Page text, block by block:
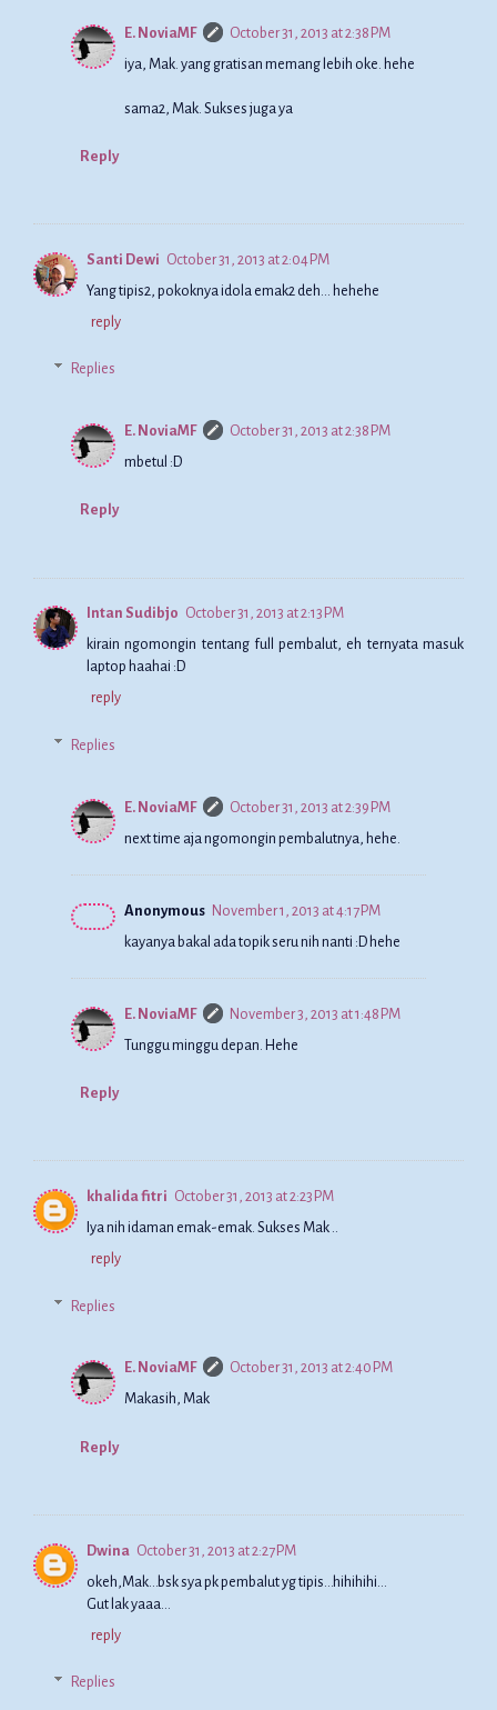
E. NoviaMF
October 31, 2013 at 2:38 PM
iya, Mak. yang gratisan memang lebih oke. hehe
sama2, Mak. Sukses juga ya
Reply
Santi Dewi October 31, 2013 at 2:04 PM
Yang tipis2, pokoknya idola emak2 deh... hehehe
reply
Replies
E. NoviaMF
October 31, 2013 at 2:38 PM
mbetul :D
Reply
Intan Sudibjo October 31, 2013 at 2:13 PM
kirain ngomongin tentang full pembalut, eh ternyata masuk
laptop haahai :D
reply
Replies
E. NoviaMF
October 31, 2013 at 2:39 PM
next time aja ngomongin pembalutnya, hehe.
Anonymous November 1, 2013 at 4:17 PM
kayanya bakal ada topik seru nih nanti :D hehe
E. NoviaMF
November 3, 2013 at 1:48 PM
Tunggu minggu depan. Hehe
Reply
khalida fitri October 31, 2013 at 2:23 PM
Iya nih idaman emak-emak. Sukses Mak ..
reply
Replies
E. NoviaMF
October 31, 2013 at 2:40 PM
Makasih, Mak
Reply
Dwina October 31, 2013 at 2:27 PM
okeh,Mak...bsk sya pk pembalut yg tipis...hihihihi...
Gut lak yaaa...
reply
Replies